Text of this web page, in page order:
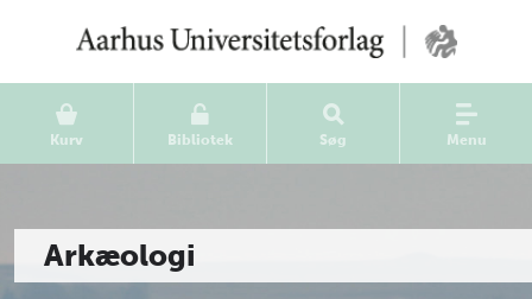
Kurv Bibliotek Søg Menu
Arkæologi